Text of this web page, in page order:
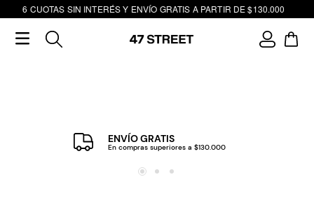
6 CUOTAS SIN INTERÉS Y ENVÍO GRATIS A PARTIR DE $130.000
ENVÍO GRATIS
En compras superiores a $130.000